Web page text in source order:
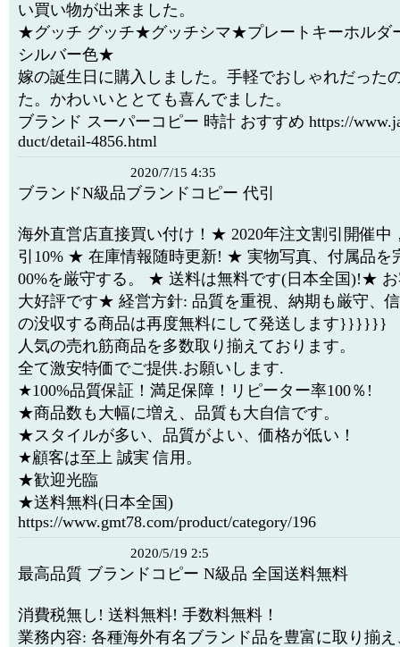
い買い物が出来ました。
★グッチ グッチ★グッチシマ★プレートキーホルダ
シルバー色★
嫁の誕生日に購入しました。手軽でおしゃれだった
た。かわいいととても喜んでました。
ブランド スーパーコピー 時計 おすすめ https://
duct/detail-4856.html
2020/7/15 4:35
ブランドN級品ブランドコピー 代引
海外直営店直接買い付け！★ 2020年注文割引開催中
引10% ★ 在庫情報随時更新! ★ 実物写真、付属品を
00%を厳守する。 ★ 送料は無料です(日本全国)!★
大好評です★ 経営方針: 品質を重視、納期も厳守、
の没収する商品は再度無料にして発送します}}}}}}
人気の売れ筋商品を多数取り揃えております。
全て激安特価でご提供.お願いします.
★100%品質保証！満足保障！リピーター率100％!
★商品数も大幅に増え、品質も大自信です。
★スタイルが多い、品質がよい、価格が低い！
★顧客は至上 誠実 信用。
★歓迎光臨
★送料無料(日本全国)
https://www.gmt78.com/product/category/196
2020/5/19 2:5
最高品質 ブランドコピー N級品 全国送料無料
消費税無し! 送料無料! 手数料無料！
業務内容: 各種海外有名ブランド品を豊富に取り揃え